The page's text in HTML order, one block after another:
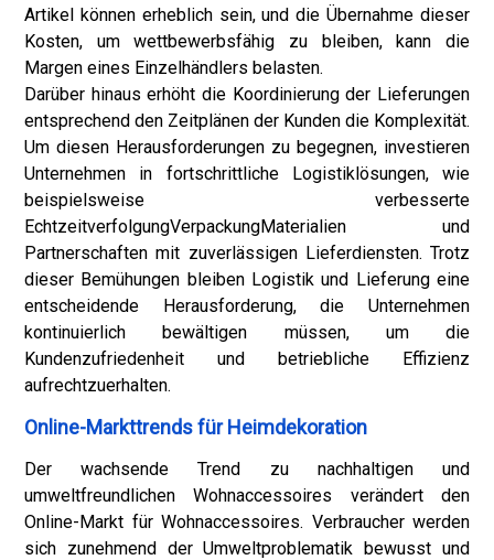
Artikel können erheblich sein, und die Übernahme dieser
Kosten, um wettbewerbsfähig zu bleiben, kann die
Margen eines Einzelhändlers belasten.
Darüber hinaus erhöht die Koordinierung der Lieferungen
entsprechend den Zeitplänen der Kunden die Komplexität.
Um diesen Herausforderungen zu begegnen, investieren
Unternehmen in fortschrittliche Logistiklösungen, wie
beispielsweise verbesserte
EchtzeitverfolgungVerpackungMaterialien und
Partnerschaften mit zuverlässigen Lieferdiensten. Trotz
dieser Bemühungen bleiben Logistik und Lieferung eine
entscheidende Herausforderung, die Unternehmen
kontinuierlich bewältigen müssen, um die
Kundenzufriedenheit und betriebliche Effizienz
aufrechtzuerhalten.
Online-Markttrends für Heimdekoration
Der wachsende Trend zu nachhaltigen und
umweltfreundlichen Wohnaccessoires verändert den
Online-Markt für Wohnaccessoires. Verbraucher werden
sich zunehmend der Umweltproblematik bewusst und